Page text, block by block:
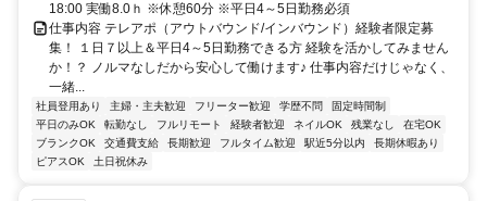
18:00 実働8.0ｈ ※休憩60分 ※平日4～5日勤務必須
仕事内容 テレアポ（アウトバウンド/インバウンド）経験者限定募
集！ １日７以上＆平日4～5日勤務できる方 経験を活かしてみません
か！？ ノルマなしだから安心して働けます♪ 仕事内容だけじゃなく、
一緒...
社員登用あり 主婦・主夫歓迎 フリーター歓迎 学歴不問
固定時間制
平日のみOK
転勤なし フルリモート 経験者歓迎 ネイルOK 残業なし
在宅OK
ブランクOK
交通費支給 長期歓迎 フルタイム歓迎 駅近5分以内
長期休暇あり
ピアスOK
土日祝休み